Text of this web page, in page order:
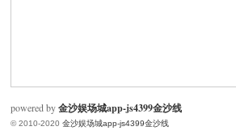
powered by金沙娱场城app-js4399金沙线
© 2010-2020 金沙娱场城app-js4399金沙线